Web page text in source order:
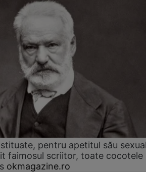
pentru apetitul său
faimosul scriitor, toate cocotele
okmagazine.ro